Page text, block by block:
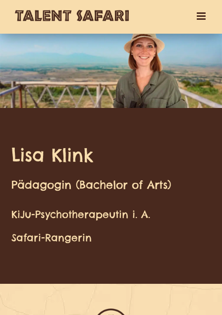
Inhalt
springen
Lisa Klink
Pädagogin (Bachelor of Arts)
KiJu-Psychotherapeutin i. A.
Safari-Rangerin